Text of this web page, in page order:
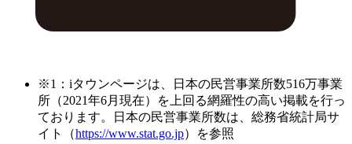
※1：iタウンページは、日本の民営事業所数516万事業
所（2021年6月現在）を上回る網羅性の高い掲載を行っ
ております。日本の民営事業所数は、総務省統計局サ
イト（https://www.stat.go.jp）を参照